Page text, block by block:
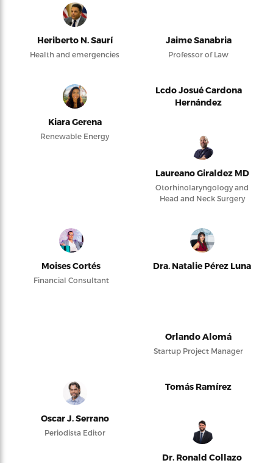
Heriberto N. Saurí
Health and emergencies
Jaime Sanabria
Professor of Law
Kiara Gerena
Renewable Energy
Lcdo Josué Cardona
Hernández
Laureano Giraldez MD
Otorhinolaryngology and
Head and Neck Surgery
Moises Cortés
Financial Consultant
Dra. Natalie Pérez Luna
Orlando Alomá
Startup Project Manager
Oscar J. Serrano
Periodista Editor
Tomás Ramírez
Dr. Ronald Collazo